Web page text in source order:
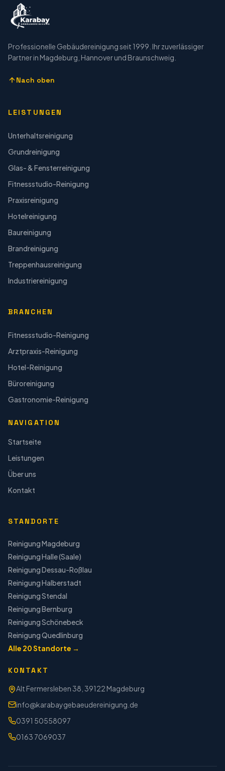
Professionelle Gebäudereinigung seit 1999. Ihr zuverlässiger
Partner in Magdeburg, Hannover und Braunschweig.
Nach oben
LEISTUNGEN
Unterhaltsreinigung
Grundreinigung
Glas- & Fensterreinigung
Fitnessstudio-Reinigung
Praxisreinigung
Hotelreinigung
Baureinigung
Brandreinigung
Treppenhausreinigung
Industriereinigung
BRANCHEN
Fitnessstudio-Reinigung
Arztpraxis-Reinigung
Hotel-Reinigung
Büroreinigung
Gastronomie-Reinigung
NAVIGATION
Startseite
Leistungen
Über uns
Kontakt
STANDORTE
ReinigungMagdeburg
ReinigungHalle (Saale)
ReinigungDessau-Roßlau
ReinigungHalberstadt
ReinigungStendal
ReinigungBernburg
ReinigungSchönebeck
ReinigungQuedlinburg
Alle 20Standorte →
KONTAKT
Alt Fermersleben 38, 39122 Magdeburg
info@karabaygebaeudereinigung.de
0391 50558097
0163 7069037